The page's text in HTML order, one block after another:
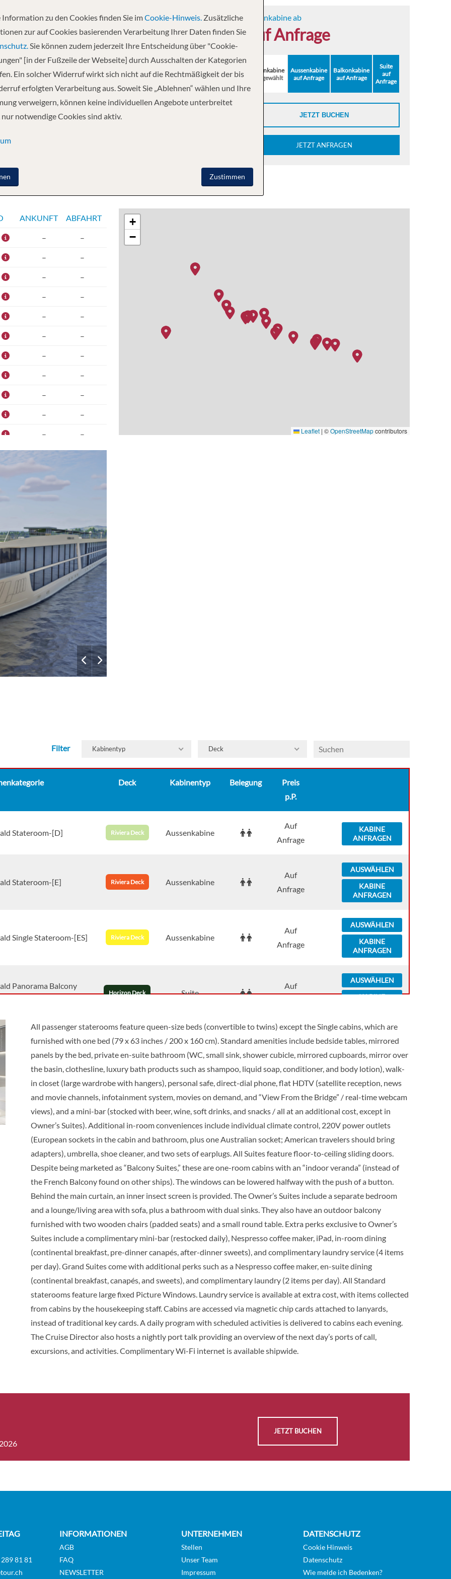
02.12.2026
- Melk - Passau - Regensburg - Kelheim -
Innenkabine ab
auf Anfrage
Innenkabine
ausgewählt
Aussenkabine
auf Anfrage
Balkonkabine
auf Anfrage
Suite
auf
Anfrage
JETZT BUCHEN
JETZT ANFRAGEN
ANKUNFT ABFAHRT
– –
– –
– –
– –
– –
– –
– –
– –
– –
– –
– –
– –
–
– –
– –
– –
– –
– –
– –
–
– –
+
−
Leaflet | ©OpenStreetMapcontributors
Filter Kabinentyp Deck
Deck Kabinentyp Belegung
Preis
p.P.
Stateroom-[D] Riviera Deck Aussenkabine
Auf
Anfrage
KABINE
ANFRAGEN
Stateroom-[E] Riviera Deck Aussenkabine
Auf
Anfrage
AUSWÄHLEN
KABINE
ANFRAGEN
Single Stateroom-[ES] Riviera Deck Aussenkabine
Auf
Anfrage
AUSWÄHLEN
KABINE
ANFRAGEN
Panorama Balcony
Horizon Deck Suite
Auf
AUSWÄHLEN
KABINE
Panorama Balcony
Auf
Anfrage
KABINE
ANFRAGEN
Panorama Balcony
Suite
Auf
Anfrage
KABINE
ANFRAGEN
Balcony Suite-[S] Horizon Deck Suite
Auf
Anfrage
AUSWÄHLEN
KABINE
ANFRAGEN
One Bedroom Suite-
Horizon Deck Suite
Auf
Anfrage
AUSWÄHLEN
ANFRAGEN
All passenger staterooms feature queen-size beds (convertible to twins) except the Single cabins, which are
furnished with one bed (79 x 63 inches / 200 x 160 cm). Standard amenities include bedside tables, mirrored
panels by the bed, private en-suite bathroom (WC, small sink, shower cubicle, mirrored cupboards, mirror over
the basin, clothesline, luxury bath products such as shampoo, liquid soap, conditioner, and body lotion), walk-
in closet (large wardrobe with hangers), personal safe, direct-dial phone, flat HDTV (satellite reception, news
and movie channels, infotainment system, movies on demand, and “View From the Bridge” / real-time webcam
views), and a mini-bar (stocked with beer, wine, soft drinks, and snacks / all at an additional cost, except in
Owner’s Suites). Additional in-room conveniences include individual climate control, 220V power outlets
(European sockets in the cabin and bathroom, plus one Australian socket; American travelers should bring
adapters), umbrella, shoe cleaner, and two sets of earplugs. All Suites feature floor-to-ceiling sliding doors.
Despite being marketed as “Balcony Suites,” these are one-room cabins with an “indoor veranda” (instead of
the French Balcony found on other ships). The windows can be lowered halfway with the push of a button.
Behind the main curtain, an inner insect screen is provided. The Owner’s Suites include a separate bedroom
and a lounge/living area with sofa, plus a bathroom with dual sinks. They also have an outdoor balcony
furnished with two wooden chairs (padded seats) and a small round table. Extra perks exclusive to Owner’s
Suites include a complimentary mini-bar (restocked daily), Nespresso coffee maker, iPad, in-room dining
(continental breakfast, pre-dinner canapés, after-dinner sweets), and complimentary laundry service (4 items
per day). Grand Suites come with additional perks such as a Nespresso coffee maker, en-suite dining
(continental breakfast, canapés, and sweets), and complimentary laundry (2 items per day). All Standard
staterooms feature large fixed Picture Windows. Laundry service is available at extra cost, with items collected
from cabins by the housekeeping staff. Cabins are accessed via magnetic chip cards attached to lanyards,
instead of traditional key cards. A daily program with scheduled activities is delivered to cabins each evening.
The Cruise Director also hosts a nightly port talk providing an overview of the next day’s ports of call,
excursions, and activities. Complimentary Wi-Fi internet is available shipwide.
JETZT BUCHEN
81 81
INFORMATIONEN
AGB
FAQ
NEWSLETTER
UNTERNEHMEN
Stellen
Unser Team
Impressum
DATENSCHUTZ
Cookie Hinweis
Datenschutz
Wie melde ich Bedenken?
zu den Cookies finden Sie imCookie-Hinweis. Zusätzliche
zur auf Cookies basierenden Verarbeitung Ihrer Daten finden Sie
Sie können zudem jederzeit Ihre Entscheidung über "Cookie-
[in der Fußzeile der Webseite] durch Ausschalten der Kategorien
Ein solcher Widerruf wirkt sich nicht auf die Rechtmäßigkeit der bis
erfolgten Verarbeitung aus. Soweit Sie „Ablehnen“ wählen und Ihre
verweigern, können keine individuellen Angebote unterbreitet
notwendige Cookies sind aktiv.
Zustimmen